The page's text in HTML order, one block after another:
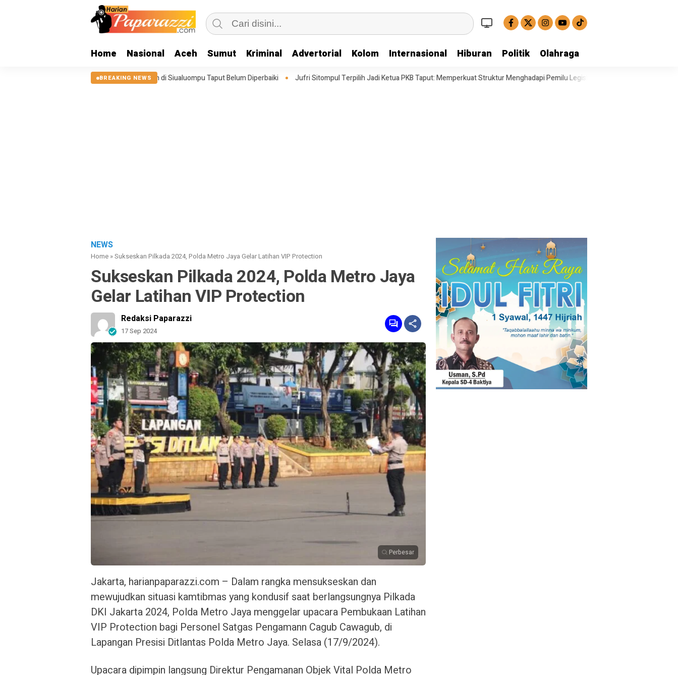
Home Nasional Aceh Sumut Kriminal Advertorial Kolom Internasional Hiburan Politik Olahraga
BREAKING NEWS
Tanggul Sungai Sigeaon di Siualuompu Taput Belum Diperbaiki Jufri Sitompul Terpilih Jadi Ketua PKB Taput: Memperkuat Struktur Menghadapi Pemilu Legislatif Operasi Satresnarkoba Polresta Deli
NEWS
Home »Sukseskan Pilkada 2024, Polda Metro Jaya Gelar Latihan VIP Protection
Sukseskan Pilkada 2024, Polda Metro Jaya
Gelar Latihan VIP Protection
Redaksi Paparazzi
17 Sep 2024
Perbesar
Jakarta, harianpaparazzi.com – Dalam rangka mensukseskan dan
mewujudkan situasi kamtibmas yang kondusif saat berlangsungnya Pilkada
DKI Jakarta 2024, Polda Metro Jaya menggelar upacara Pembukaan Latihan
VIP Protection bagi Personel Satgas Pengamann Cagub Cawagub, di
Lapangan Presisi Ditlantas Polda Metro Jaya. Selasa (17/9/2024).
Upacara dipimpin langsung Direktur Pengamanan Objek Vital Polda Metro